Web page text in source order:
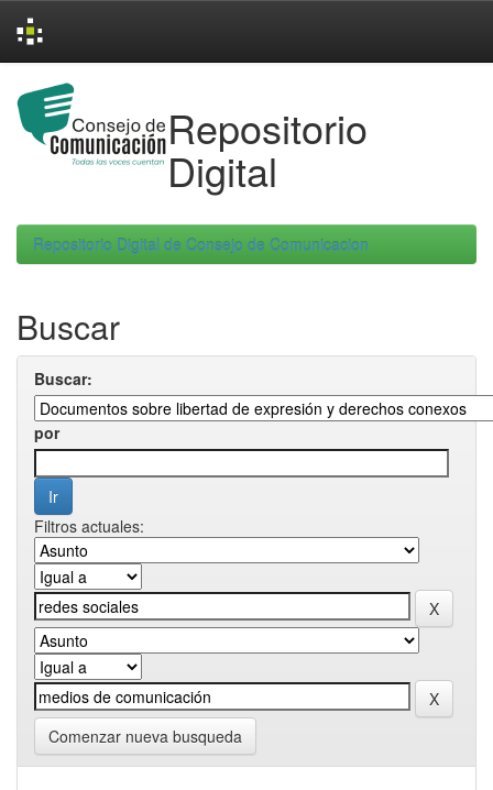
navigation
Repositorio
Digital
Repositorio Digital de Consejo de Comunicacion
Buscar
Buscar:
por
Filtros actuales:
Comenzar nueva busqueda